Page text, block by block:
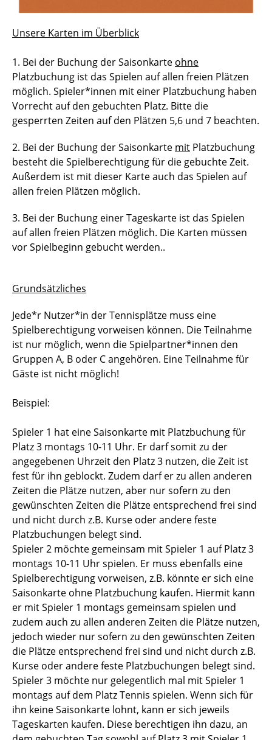
Unsere Karten im Überblick
1. Bei der Buchung der Saisonkarte ohne
Platzbuchung ist das Spielen auf allen freien Plätzen
möglich. Spieler*innen mit einer Platzbuchung haben
Vorrecht auf den gebuchten Platz. Bitte die
gesperrten Zeiten auf den Plätzen 5,6 und 7 beachten.
2. Bei der Buchung der Saisonkarte mit Platzbuchung
besteht die Spielberechtigung für die gebuchte Zeit.
Außerdem ist mit dieser Karte auch das Spielen auf
allen freien Plätzen möglich.
3. Bei der Buchung einer Tageskarte ist das Spielen
auf allen freien Plätzen möglich. Die Karten müssen
vor Spielbeginn gebucht werden..
Grundsätzliches
Jede*r Nutzer*in der Tennisplätze muss eine
Spielberechtigung vorweisen können. Die Teilnahme
ist nur möglich, wenn die Spielpartner*innen den
Gruppen A, B oder C angehören. Eine Teilnahme für
Gäste ist nicht möglich!
Beispiel:
Spieler 1 hat eineSaisonkarte mit Platzbuchungfür
Platz 3 montags 10-11 Uhr. Er darf somit zu der
angegebenen Uhrzeit den Platz 3 nutzen, die Zeit ist
fest für ihn geblockt. Zudem darf er zu allen anderen
Zeiten die Plätze nutzen, aber nur sofern zu den
gewünschten Zeiten die Plätze entsprechend frei sind
und nicht durch z.B. Kurse oder andere feste
Platzbuchungen belegt sind.
Spieler 2 möchte gemeinsam mit Spieler 1 auf Platz 3
montags 10-11 Uhr spielen. Er muss ebenfalls eine
Spielberechtigung vorweisen, z.B. könnte er sich eine
Saisonkarte ohne Platzbuchung kaufen. Hiermit kann
er mit Spieler 1 montags gemeinsam spielen und
zudem auch zu allen anderen Zeiten die Plätze nutzen,
jedoch wieder nur sofern zu den gewünschten Zeiten
die Plätze entsprechend frei sind und nicht durch z.B.
Kurse oder andere feste Platzbuchungen belegt sind.
Spieler 3 möchte nur gelegentlich mal mit Spieler 1
montags auf dem Platz Tennis spielen. Wenn sich für
ihn keine Saisonkarte lohnt, kann er sich jeweils
Tageskarten kaufen. Diese berechtigen ihn dazu, an